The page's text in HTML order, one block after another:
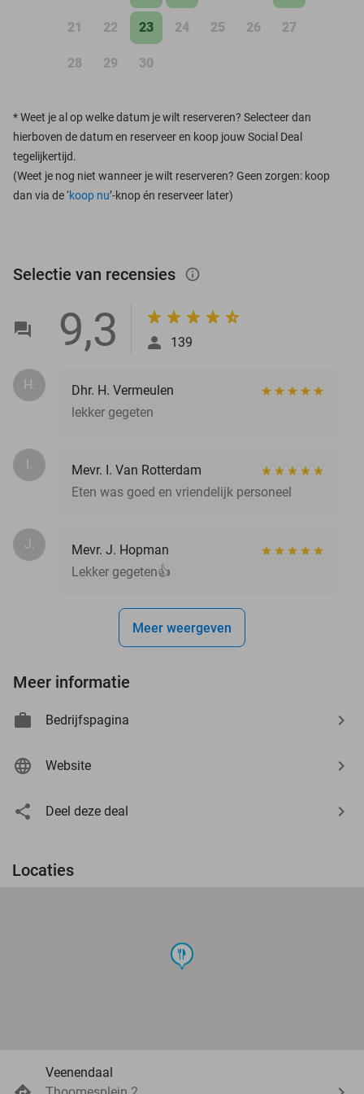
21 22 23 24 25 26 27
28 29 30
*Weet je al op welke datum je wilt reserveren? Selecteer dan
hierboven de datum en reserveer en koop jouw Social Deal
tegelijkertijd.
(Weet je nog niet wanneer je wilt reserveren? Geen zorgen: koop
dan via de ‘koop nu’-knop én reserveer later)
Selectie van recensies info_outlined
9,3 139
H.
Dhr. H. Vermeulen
lekker gegeten
I.
Mevr. I. Van Rotterdam
Eten was goed en vriendelijk personeel
J.
Mevr. J. Hopman
Lekker gegeten👍
Meer weergeven
Meer informatie
Bedrijfspagina
Website
Deel deze deal
Locaties
food
Veenendaal